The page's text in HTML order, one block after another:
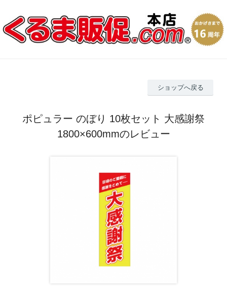
ショップへ戻る
ポピュラー のぼり 10枚セット 大感謝祭
1800×600mmのレビュー